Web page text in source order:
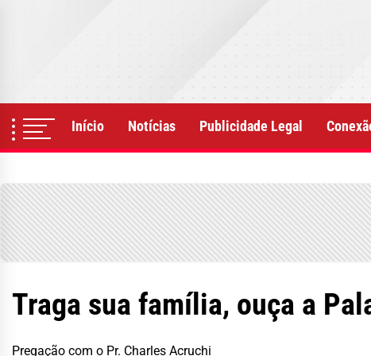
Início Notícias Publicidade Legal
Traga sua família, ouça a
Pregação com o Pr. Charles Acruchi